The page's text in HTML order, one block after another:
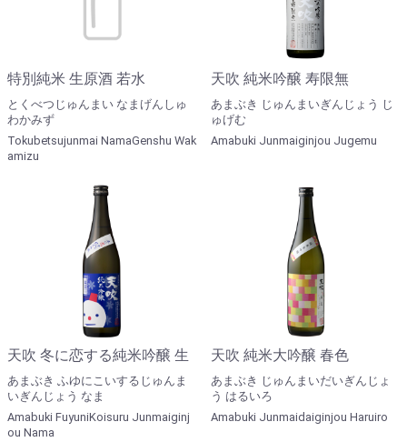
特別純米 生原酒 若水
とくべつじゅんまい なまげんしゅ
わかみず
Tokubetsujunmai NamaGenshu Wak
amizu
天吹 純米吟醸 寿限無
あまぶき じゅんまいぎんじょう じ
ゅげむ
Amabuki Junmaiginjou Jugemu
天吹 冬に恋する純米吟醸 生
あまぶき ふゆにこいするじゅんま
いぎんじょう なま
Amabuki FuyuniKoisuru Junmaiginj
ou Nama
天吹 純米大吟醸 春色
あまぶき じゅんまいだいぎんじょ
う はるいろ
Amabuki Junmaidaiginjou Haruiro